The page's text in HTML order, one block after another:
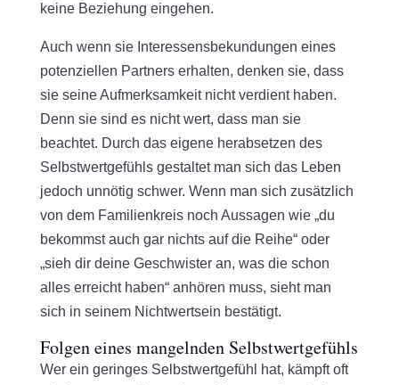
keine Beziehung eingehen.
Auch wenn sie Interessensbekundungen eines
potenziellen Partners erhalten, denken sie, dass
sie seine Aufmerksamkeit nicht verdient haben.
Denn sie sind es nicht wert, dass man sie
beachtet. Durch das eigene herabsetzen des
Selbstwertgefühls gestaltet man sich das Leben
jedoch unnötig schwer. Wenn man sich zusätzlich
von dem Familienkreis noch Aussagen wie „du
bekommst auch gar nichts auf die Reihe“ oder
„sieh dir deine Geschwister an, was die schon
alles erreicht haben“ anhören muss, sieht man
sich in seinem Nichtwertsein bestätigt.
Folgen eines mangelnden Selbstwertgefühls
Wer ein geringes Selbstwertgefühl hat, kämpft oft